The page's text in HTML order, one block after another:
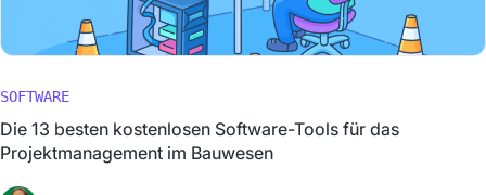
SOFTWARE
Die 13 besten kostenlosen Software-Tools für das
Projektmanagement im Bauwesen